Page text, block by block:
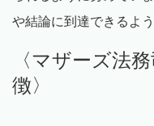
や結論に到達できるよ
〈マザーズ法
徴〉